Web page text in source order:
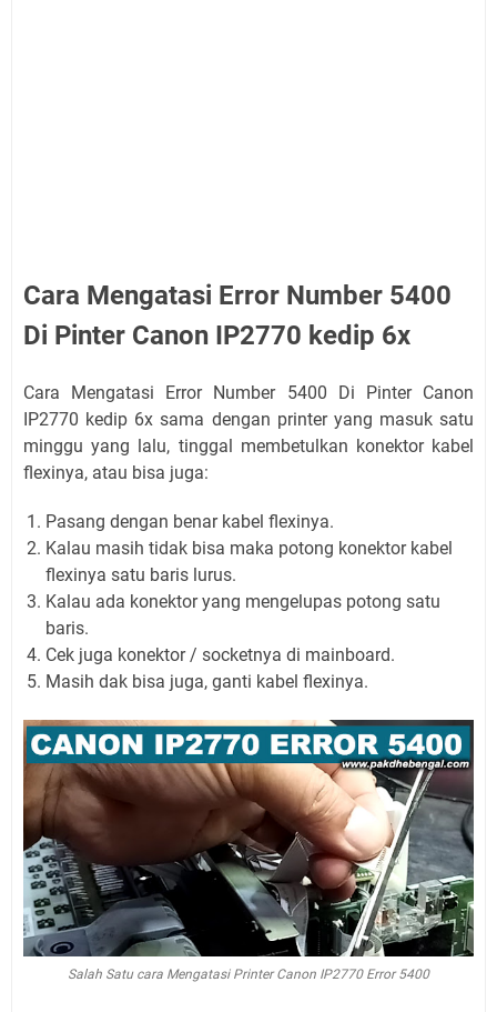
Cara Mengatasi Error Number 5400
Di Pinter Canon IP2770 kedip 6x
Cara Mengatasi Error Number 5400 Di Pinter Canon
IP2770 kedip 6x sama dengan printer yang masuk satu
minggu yang lalu, tinggal membetulkan konektor kabel
flexinya, atau bisa juga:
Pasang dengan benar kabel flexinya.
Kalau masih tidak bisa maka potong konektor kabel
flexinya satu baris lurus.
Kalau ada konektor yang mengelupas potong satu
baris.
Cek juga konektor / socketnya di mainboard.
Masih dak bisa juga, ganti kabel flexinya.
Salah Satu cara Mengatasi Printer Canon IP2770 Error 5400